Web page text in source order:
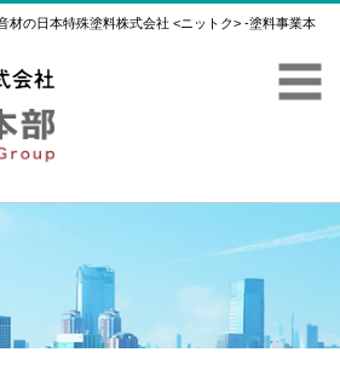
材の日本特殊塗料株式会社 <ニットク> -塗料事業本